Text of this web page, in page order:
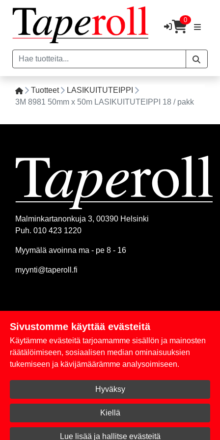
0
Tuotteet
LASIKUITUTEIPPI
3M 8981 50mm x 50m LASIKUITUTEIPPI 18 / pakk
Malminkartanonkuja 3, 00390 Helsinki
Puh. 010 423 1220
Myymälä avoinna ma - pe 8 - 16
myynti@taperoll.fi
Linkit
Rekisteriseloste
Toimitus- ja maksuehdot
Kirjaudu sisään
© 2026 Taperoll
Sivustomme käyttää evästeitä
Käytämme evästeitä tarjoamamme sisällön ja mainosten
räätälöimiseen, sosiaalisen median ominaisuuksien
tukemiseen ja kävijämäärämme analysoimiseen.
Hyväksy
Kiellä
Lue lisää ja hallitse evästeitä